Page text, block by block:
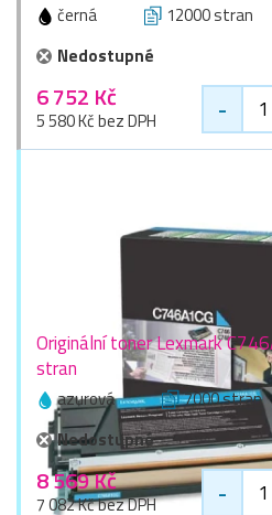
černá 12000 stran
Nedostupné
6 752 Kč
5 580 Kč bez DPH -
Originální toner Lexmark
stran
azurová 7000 stran
Nedostupné
8 569 Kč
7 082 Kč bez DPH -